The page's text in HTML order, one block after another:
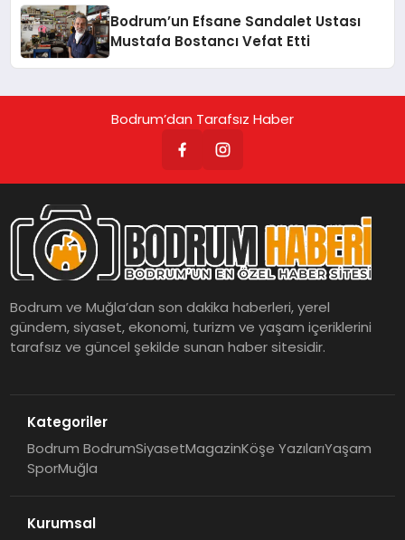
Bodrum’un Efsane Sandalet Ustası
Mustafa Bostancı Vefat Etti
Bodrum’dan Tarafsız Haber
Bodrum ve Muğla’dan son dakika haberleri, yerel
gündem, siyaset, ekonomi, turizm ve yaşam içeriklerini
tarafsız ve güncel şekilde sunan haber sitesidir.
Kategoriler
Bodrum BodrumSiyasetMagazinKöşe YazılarıYaşam
SporMuğla
Kurumsal